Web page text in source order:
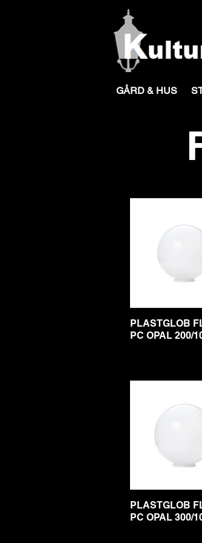
GÅRD & HUS
PLASTGLOB
PC OPAL 200/
PLASTGLOB
PC OPAL 300/